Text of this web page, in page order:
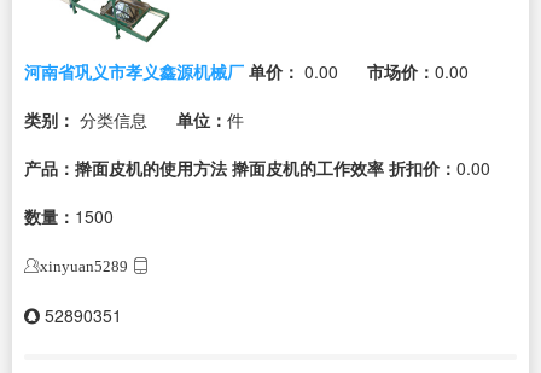
河南省巩义市孝义鑫源机械厂 单价： 0.00 市场价： 0.00
类别： 分类信息 单位： 件
产品：擀面皮机的使用方法 擀面皮机的工作效率 折扣价： 0.00
数量： 1500
xinyuan5289
52890351